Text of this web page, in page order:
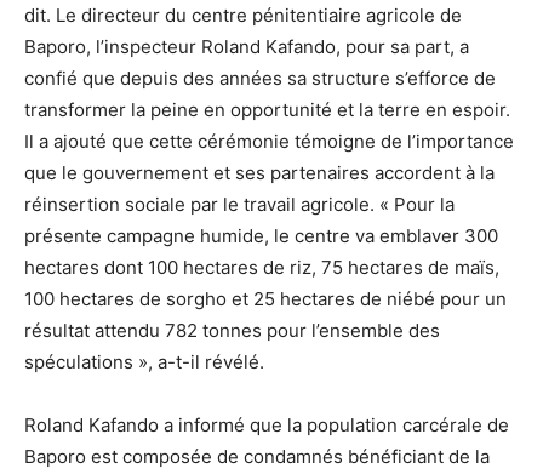
dit. Le directeur du centre pénitentiaire agricole de
Baporo, l’inspecteur Roland Kafando, pour sa part, a
confié que depuis des années sa structure s’efforce de
transformer la peine en opportunité et la terre en espoir.
Il a ajouté que cette cérémonie témoigne de l’importance
que le gouvernement et ses partenaires accordent à la
réinsertion sociale par le travail agricole. « Pour la
présente campagne humide, le centre va emblaver 300
hectares dont 100 hectares de riz, 75 hectares de maïs,
100 hectares de sorgho et 25 hectares de niébé pour un
résultat attendu 782 tonnes pour l’ensemble des
spéculations », a-t-il révélé.
Roland Kafando a informé que la population carcérale de
Baporo est composée de condamnés bénéficiant de la